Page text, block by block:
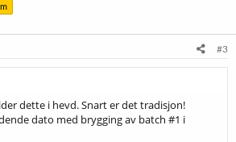
#3
dette i hevd. Snart er det tradisjon!
dato med brygging av batch #1 i